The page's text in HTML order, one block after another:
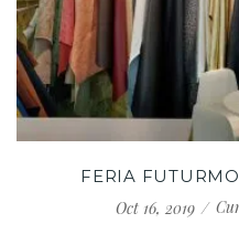
FERIA
Oct 16, 2019